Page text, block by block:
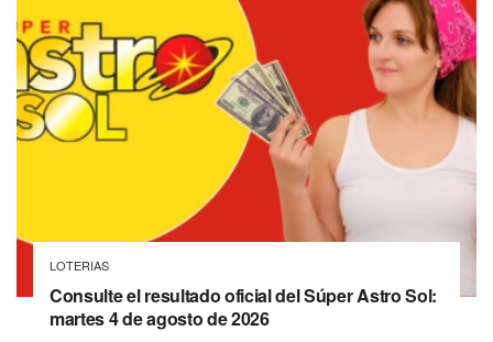
LOTERIAS
Consulte el resultado oficial del Súper Astro Sol:
martes 4 de agosto de 2026